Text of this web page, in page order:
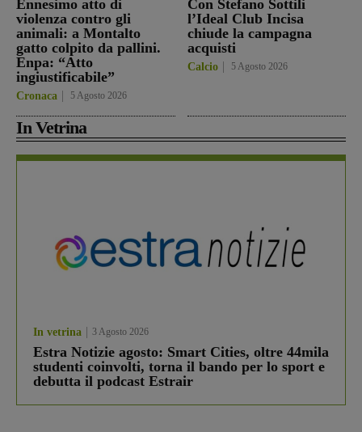
Ennesimo atto di
violenza contro gli
animali: a Montalto
gatto colpito da pallini.
Enpa: “Atto
ingiustificabile”
Cronaca 5 Agosto 2026
Con Stefano Sottili
l’Ideal Club Incisa
chiude la campagna
acquisti
Calcio 5 Agosto 2026
In Vetrina
In vetrina 3 Agosto 2026
Estra Notizie agosto: Smart Cities, oltre 44mila
studenti coinvolti, torna il bando per lo sport e
debutta il podcast Estrair